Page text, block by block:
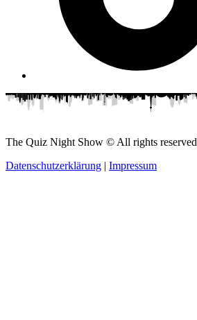
The Quiz Night Show © All rights reserved
Datenschutzerklärung | Impressum